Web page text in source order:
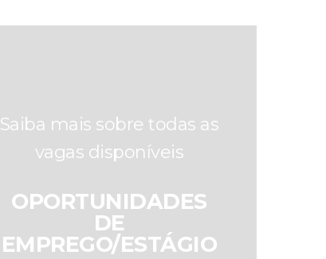
Saiba mais sobre todas as
vagas disponíveis
OPORTUNIDADES
DE
EMPREGO/ESTÁGIO